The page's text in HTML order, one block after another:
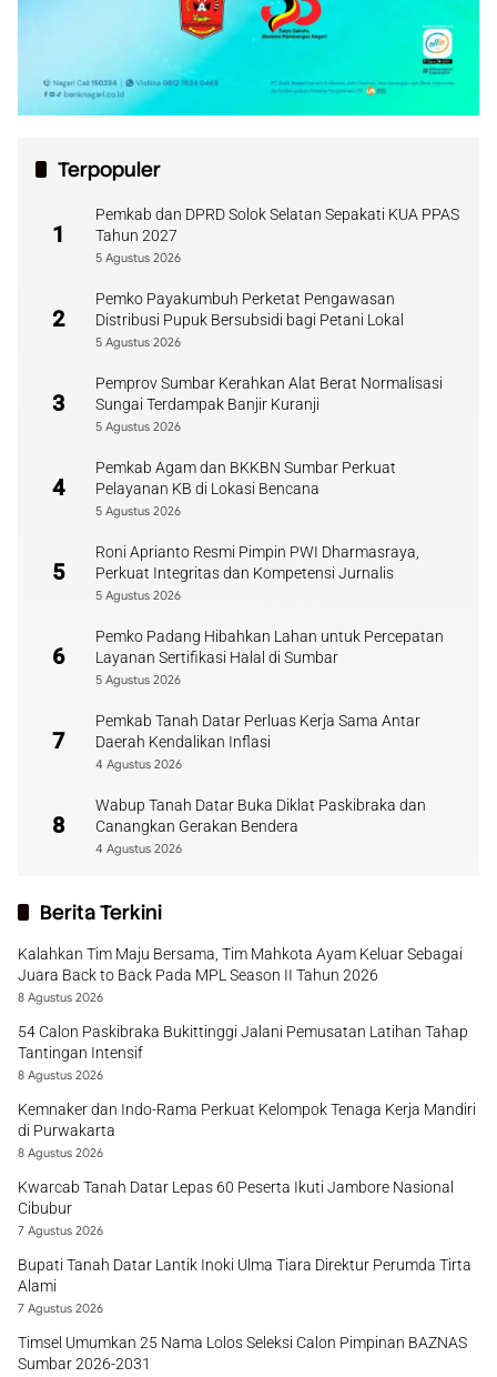
Terpopuler
1
Pemkab dan DPRD Solok Selatan Sepakati KUA PPAS
Tahun 2027
5 Agustus 2026
2
Pemko Payakumbuh Perketat Pengawasan
Distribusi Pupuk Bersubsidi bagi Petani Lokal
5 Agustus 2026
3
Pemprov Sumbar Kerahkan Alat Berat Normalisasi
Sungai Terdampak Banjir Kuranji
5 Agustus 2026
4
Pemkab Agam dan BKKBN Sumbar Perkuat
Pelayanan KB di Lokasi Bencana
5 Agustus 2026
5
Roni Aprianto Resmi Pimpin PWI Dharmasraya,
Perkuat Integritas dan Kompetensi Jurnalis
5 Agustus 2026
6
Pemko Padang Hibahkan Lahan untuk Percepatan
Layanan Sertifikasi Halal di Sumbar
5 Agustus 2026
7
Pemkab Tanah Datar Perluas Kerja Sama Antar
Daerah Kendalikan Inflasi
4 Agustus 2026
8
Wabup Tanah Datar Buka Diklat Paskibraka dan
Canangkan Gerakan Bendera
4 Agustus 2026
Berita Terkini
Kalahkan Tim Maju Bersama, Tim Mahkota Ayam Keluar Sebagai
Juara Back to Back Pada MPL Season II Tahun 2026
8 Agustus 2026
54 Calon Paskibraka Bukittinggi Jalani Pemusatan Latihan Tahap
Tantingan Intensif
8 Agustus 2026
Kemnaker dan Indo-Rama Perkuat Kelompok Tenaga Kerja Mandiri
di Purwakarta
8 Agustus 2026
Kwarcab Tanah Datar Lepas 60 Peserta Ikuti Jambore Nasional
Cibubur
7 Agustus 2026
Bupati Tanah Datar Lantik Inoki Ulma Tiara Direktur Perumda Tirta
Alami
7 Agustus 2026
Timsel Umumkan 25 Nama Lolos Seleksi Calon Pimpinan BAZNAS
Sumbar 2026-2031